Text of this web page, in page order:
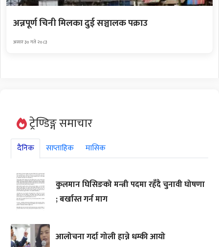
अन्नपूर्ण चिनी मिलका दुई सञ्चालक पक्राउ
असार ३० गते २०८३
ट्रेण्डिङ्ग समाचार
दैनिक साप्ताहिक मासिक
कुलमान घिसिङको मन्त्री पदमा रहँदै चुनावी घोषणा
; बर्खास्त गर्न माग
आलोचना गर्दा गोली हान्ने धम्की आयो